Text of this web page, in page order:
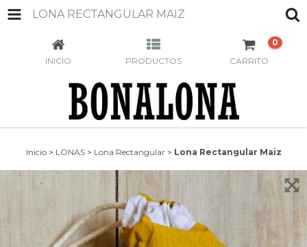
LONA RECTANGULAR MAIZ
INICIO PRODUCTOS CARRITO
0
Inicio > LONAS > Lona Rectangular > Lona Rectangular Maiz